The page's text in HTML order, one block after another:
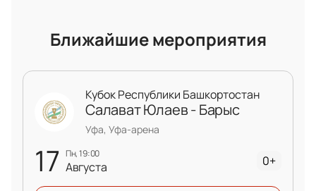
Ближайшие мероприятия
17 пн, 19:00
Августа
Кубок Республики Башкортостан
Салават Юлаев - Барыс
Уфа, Уфа-арена
0+